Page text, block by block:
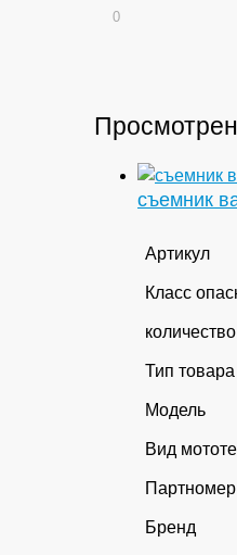
0
съемник
Артикул
Класс
Тип товара
Модель
Вид
Партномер
Бренд